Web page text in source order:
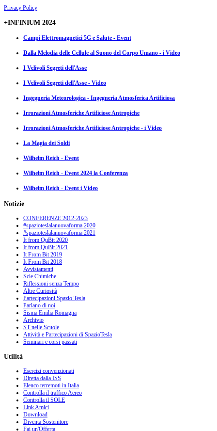
Privacy Policy
+INFINIUM 2024
Campi Elettromagnetici 5G e Salute - Event
Dalla Melodia delle Cellule al Suono del Corpo Umano - i Video
I Velivoli Segreti dell'Asse
I Velivoli Segreti dell'Asse - Video
Ingegneria Meteorologica - Ingegneria Atmosferica Artificiosa
Irrorazioni Atmosferiche Artificiose Antropiche
Irrorazioni Atmosferiche Artificiose Antropiche - i Video
La Magia dei Soldi
Wilhelm Reich - Event
Wilhelm Reich - Event 2024 la Conferenza
Wilhelm Reich - Event i Video
Notizie
CONFERENZE 2012-2023
#spazioteslalanuovaforma 2020
#spazioteslalanuovaforma 2021
It from QuBit 2020
It from QuBit 2021
It From Bit 2019
It From Bit 2018
Avvistamenti
Scie Chimiche
Riflessioni senza Tempo
Altre Curiosità
Partecipazioni Spazio Tesla
Parlano di noi
Sisma Emilia Romagna
Archivio
ST nelle Scuole
Attività e Partecipazioni di SpazioTesla
Seminari e corsi passati
Utilità
Esercizi convenzionati
Diretta dalla ISS
Elenco terremoti in Italia
Controlla il traffico Aereo
Controlla il SOLE
Link Amici
Download
Diventa Sostenitore
Fai un'Offerta